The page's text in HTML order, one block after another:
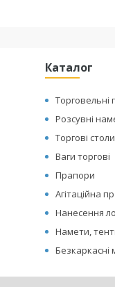
Каталог
Торговельні
Розсувні
Торгові столи
Ваги торгові
Прапори
Агітаційна
Нанесення
Намети,
Безкаркасні